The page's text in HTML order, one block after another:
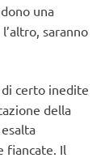
una
saranno
certo inedite
della
fiancate. Il